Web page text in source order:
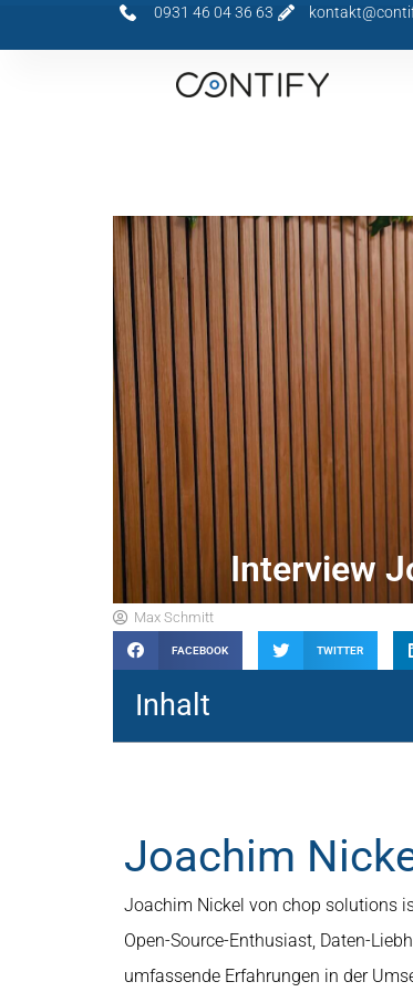
0931 46 04 36 63
Interview
Max Schmitt
FACEBOOK TWITTER
Inhalt
Joachim
Joachim Nickel von chop solutions
Open-Source-Enthusiast, Daten-
umfassende Erfahrungen in der